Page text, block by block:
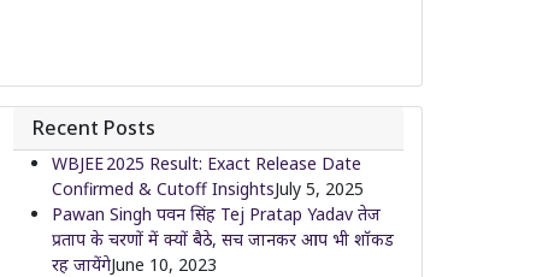
Recent Posts
WBJEE 2025 Result: Exact Release Date
Confirmed & Cutoff InsightsJuly 5, 2025
Pawan Singh पवन सिंह Tej Pratap Yadav तेज
प्रताप के चरणों में क्यों बैठे, सच जानकर आप भी शॉकड
रह जायेंगेJune 10, 2023